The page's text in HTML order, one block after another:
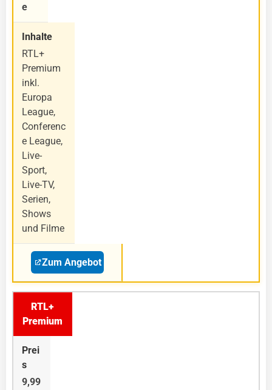
e
RTL+
Premium
inkl.
Europa
League,
Conferenc
e League,
Live-
Sport,
Live-TV,
Serien,
Shows
und Filme
Zum Angebot
RTL+
Premium
9,99